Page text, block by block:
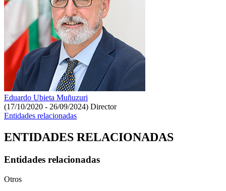
Eduardo Ubieta Muñuzuri
(17/10/2020 - 26/09/2024) Director
Entidades relacionadas
ENTIDADES RELACIONADAS
Entidades relacionadas
Otros